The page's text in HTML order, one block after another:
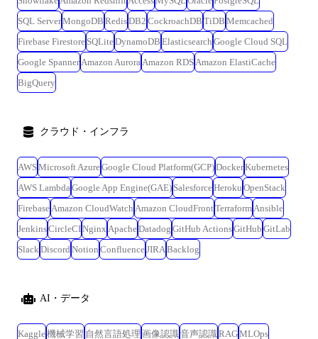
SQL ServerMongoDB RedisDB2 CockroachDB TiDB Memcached
Firebase Firestore SQLiteDynamoDB Elasticsearch Google Cloud SQL
Google SpannerAmazon AuroraAmazon RDSAmazon ElastiCache
BigQuery
クラウド・インフラ
AWSMicrosoft AzureGoogle Cloud Platform(GCP)DockerKubernetes
AWS LambdaGoogle App Engine(GAE) SalesforceHeroku OpenStack
FirebaseAmazon CloudWatch Amazon CloudFrontTerraformAnsible
JenkinsCircleCINginx ApacheDatadog GitHub ActionsGitHub GitLab
SlackDiscord Notion ConfluenceJIRABacklog
AI・データ
Kaggle機械学習 自然言語処理 画像認識音声認識RAGMLOps